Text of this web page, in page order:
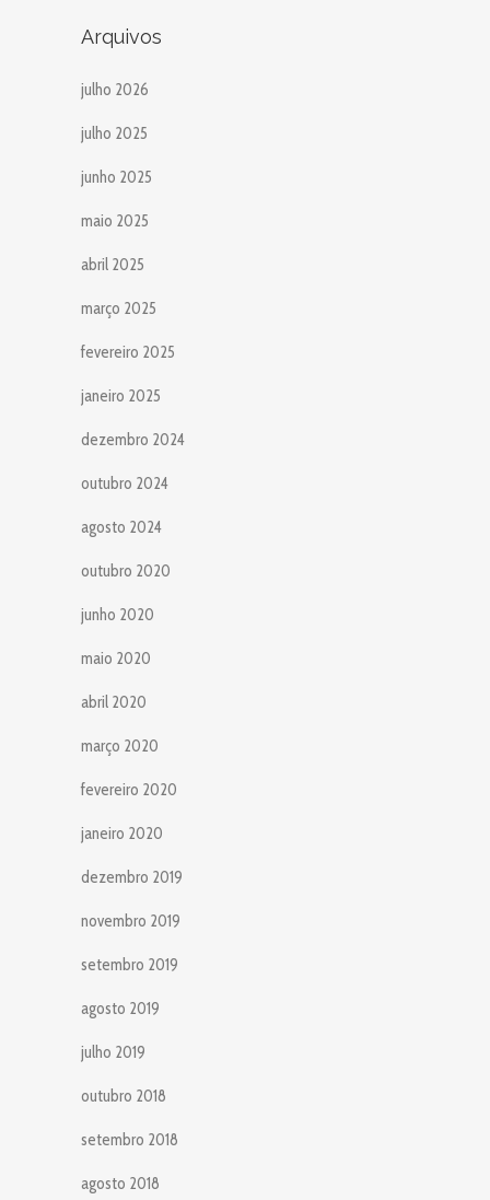
Arquivos
julho 2026
julho 2025
junho 2025
maio 2025
abril 2025
março 2025
fevereiro 2025
janeiro 2025
dezembro 2024
outubro 2024
agosto 2024
outubro 2020
junho 2020
maio 2020
abril 2020
março 2020
fevereiro 2020
janeiro 2020
dezembro 2019
novembro 2019
setembro 2019
agosto 2019
julho 2019
outubro 2018
setembro 2018
agosto 2018